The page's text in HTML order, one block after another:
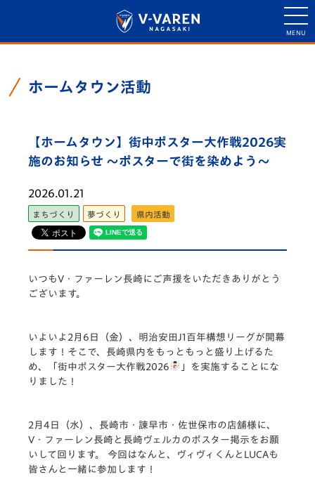
ホームタウン活動
【ホームタウン】街中ポスター大作戦2026実
施のお知らせ ～ポスターで街を染めよう～
2026.01.21
まちづくり 夢づくり 県内活動
いつもV・ファーレン長崎にご声援をいただきありがとう
ございます。
いよいよ2月6日（金）、明治安田J1百年構想リーグが開幕
します！そこで、長崎県内をもっともっと盛り上げるた
め、「街中ポスター大作戦2026
」を実施することにな
りました！
2月4日（水）、長崎市・諫早市・佐世保市の店舗様に、
V・ファーレン長崎と長崎ヴェルカのポスター掲示をお願
いして回ります。 今回はなんと、ヴィヴィくんとLUCAも
皆さんと一緒に参加します！